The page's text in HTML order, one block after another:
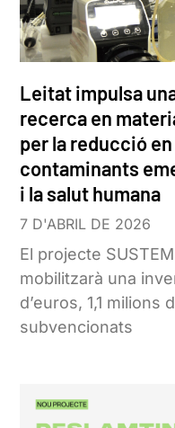
Leitat impulsa
recerca en
per la reducció
contaminants
i la salut humana
7 D'ABRIL DE 2026
El projecte
mobilitzarà una
d’euros, 1,1 milions
subvencionats